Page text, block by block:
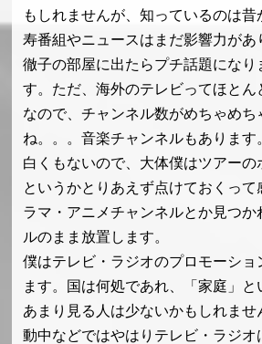
もしれませんが、知っているのは
寿番組やニュースはまだ影響力があ
徹子の部屋に出たらプチ話題にな
す。ただ、海外のテレビってほとん
なので、チャンネル数がめちゃめち
ね。。。音楽チャンネルもあります
白くもないので、大体僕はツアーの
というかとりあえず点けておくって
ラマ・アニメチャンネルとか見つか
ルのまま放置します。
僕はテレビ・ラジオのプロモーショ
ます。国は何処であれ、「家庭」と
あまり見る人は少ないかもしれませ
動中などではやはりテレビ・ラジオ